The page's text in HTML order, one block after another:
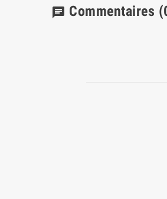
chat Commentaires